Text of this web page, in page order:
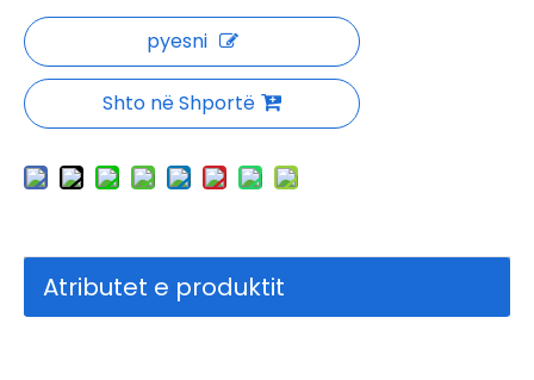
pyesni
Shto në Shportë
Atributet e produktit